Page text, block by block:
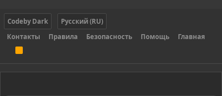
Codeby Dark
Русский (RU)
Контакты
Правила Безопасность Помощь Главная
S